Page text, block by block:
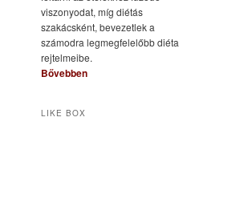
viszonyodat, míg diétás
szakácsként, bevezetlek a
számodra legmegfelelőbb diéta
rejtelmeibe.
Bővebben
LIKE BOX